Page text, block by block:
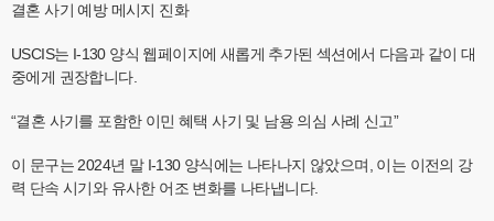
결혼 사기 예방 메시지 진화
USCIS는 I-130 양식 웹페이지에 새롭게 추가된 섹션에서 다음과 같이 대
중에게 권장합니다.
“결혼 사기를 포함한 이민 혜택 사기 및 남용 의심 사례 신고”
이 문구는 2024년 말 I-130 양식에는 나타나지 않았으며, 이는 이전의 강
력 단속 시기와 유사한 어조 변화를 나타냅니다.